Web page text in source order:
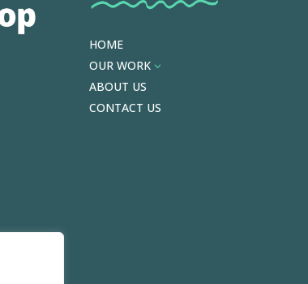
HOME
OUR WORK3
ABOUT US
CONTACT US